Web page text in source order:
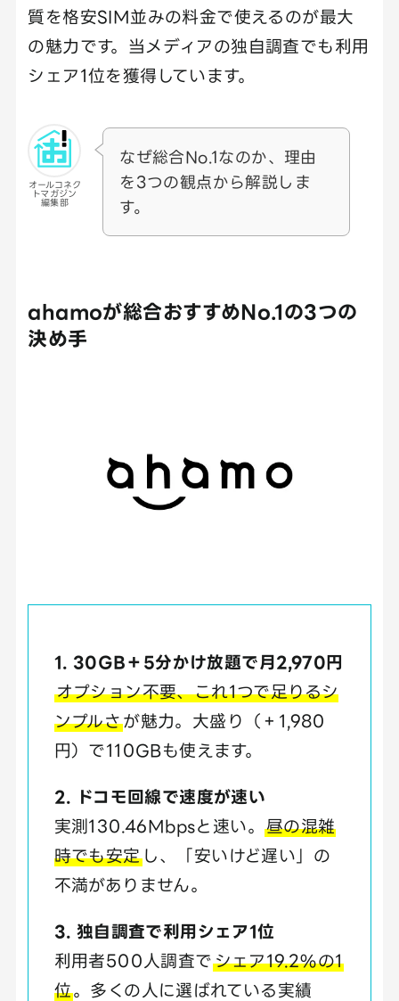
質を格安SIM並みの料金で使えるのが最大
の魅力です。当メディアの独自調査でも利用
シェア1位を獲得しています。
オールコネク
トマガジン
編集部
なぜ総合No.1なのか、理由
を3つの観点から解説しま
す。
ahamoが総合おすすめNo.1の3つの
決め手
1. 30GB＋5分かけ放題で月2,970円
オプション不要、これ1つで足りるシ
ンプルさが魅力。大盛り（＋1,980
円）で110GBも使えます。
2. ドコモ回線で速度が速い
実測130.46Mbpsと速い。昼の混雑
時でも安定し、「安いけど遅い」の
不満がありません。
3. 独自調査で利用シェア1位
利用者500人調査でシェア19.2%の1
位。多くの人に選ばれている実績